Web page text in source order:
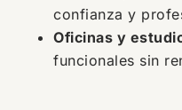
confianza y
Oficinas y
funcionales sin